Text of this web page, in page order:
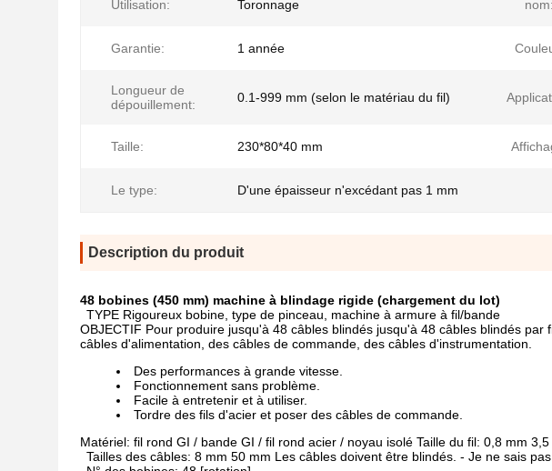
Utilisation: Toronnage nom:
Garantie: 1 année
Longueur de
dépouillement:
0.1-999 mm (selon le matériau du fil)
Taille: 230*80*40 mm
Le type: D'une épaisseur n'excédant pas 1 mm
Description du produit
48 bobines (450 mm) machine à blindage rigide (chargement du lot)
TYPE Rigoureux bobine, type de pinceau, machine à armure à fil/bande
OBJECTIF Pour produire jusqu'à 48 câbles blindés jusqu'à 48 câbles blindés
câbles d'alimentation, des câbles de commande, des câbles d'instrumentation.
Des performances à grande vitesse.
Fonctionnement sans problème.
Facile à entretenir et à utiliser.
Tordre des fils d'acier et poser des câbles de commande.
Matériel: fil rond GI / bande GI / fil rond acier / noyau isolé Taille du fil: 0,8 mm
Tailles des câbles: 8 mm 50 mm Les câbles doivent être blindés. - Je ne sais pas.